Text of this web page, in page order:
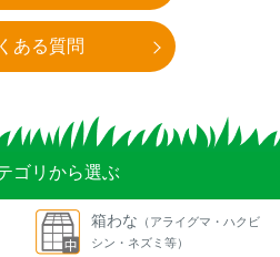
ある質問
ゴリから選ぶ
箱わな （アライグマ・ハクビ
シン・ネズミ等）